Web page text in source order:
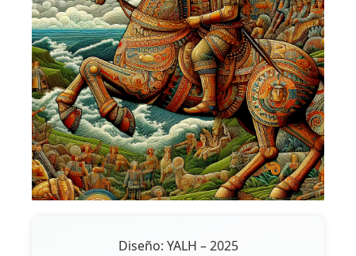
Diseño: YALH – 2025